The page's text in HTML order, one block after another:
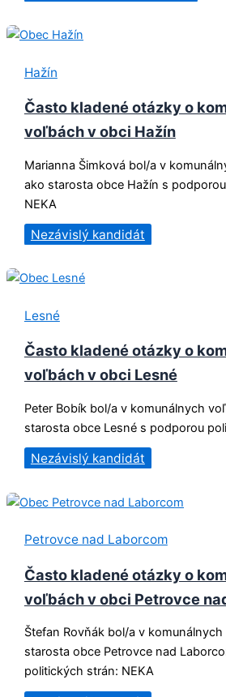
Hažín
Často kladené otázky o
voľbách v obci Hažín
Marianna Šimková bol/a v
ako starosta obce Hažín s
NEKA
Nezávislý kandidát
Lesné
Často kladené otázky o
voľbách v obci Lesné
Peter Bobík bol/a v komunálnych
starosta obce Lesné s podporou
Nezávislý kandidát
Petrovce nad Laborcom
Často kladené otázky o
voľbách v obci Petrovce
Štefan Rovňák bol/a v
starosta obce Petrovce nad
politických strán: NEKA